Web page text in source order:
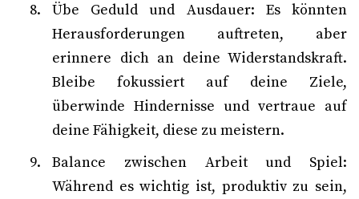
Übe Geduld und Ausdauer: Es könnten
Herausforderungen auftreten, aber
erinnere dich an deine Widerstandskraft.
Bleibe fokussiert auf deine Ziele,
überwinde Hindernisse und vertraue auf
deine Fähigkeit, diese zu meistern.
Balance zwischen Arbeit und Spiel:
Während es wichtig ist, produktiv zu sein,